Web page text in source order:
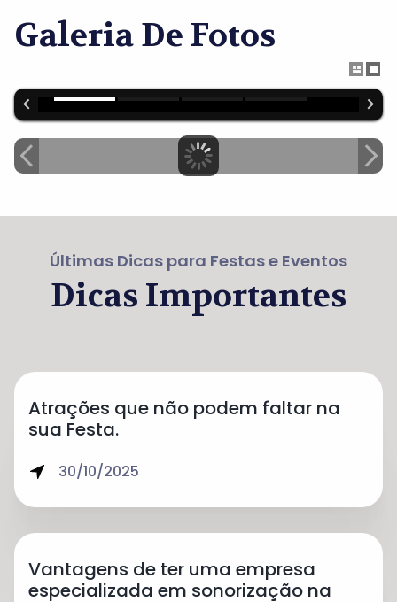
Galeria De Fotos
Últimas Dicas para Festas e Eventos
Dicas Importantes
Atrações que não podem faltar na
sua Festa.
30/10/2025
Vantagens de ter uma empresa
especializada em sonorização na